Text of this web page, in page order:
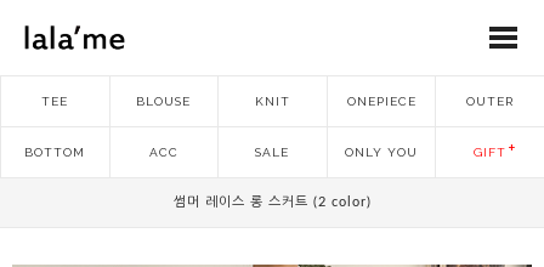
TEE BLOUSE KNIT ONEPIECE OUTER
BOTTOM ACC SALE ONLY YOU GIFT
썸머 레이스 롱 스커트 (2 color)